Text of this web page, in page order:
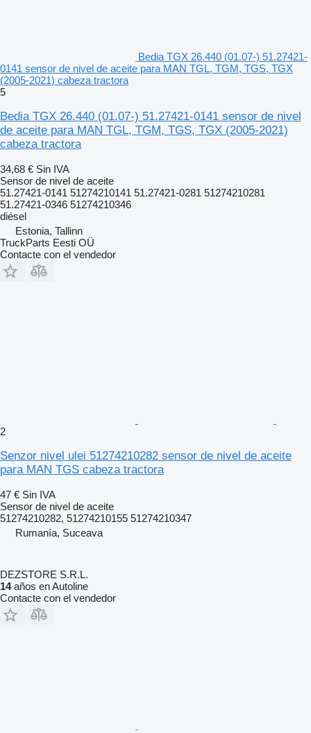
Bedia TGX 26.440 (01.07-) 51.27421-
0141 sensor de nivel de aceite para MAN TGL, TGM, TGS, TGX
(2005-2021) cabeza tractora
5
Bedia TGX 26.440 (01.07-) 51.27421-0141 sensor de nivel
de aceite para MAN TGL, TGM, TGS, TGX (2005-2021)
cabeza tractora
34,68 € Sin IVA
Sensor de nivel de aceite
51.27421-0141 51274210141 51.27421-0281 51274210281
51.27421-0346 51274210346
diésel
Estonia, Tallinn
TruckParts Eesti OÜ
Contacte con el vendedor
2
Senzor nivel ulei 51274210282 sensor de nivel de aceite
para MAN TGS cabeza tractora
47 € Sin IVA
Sensor de nivel de aceite
51274210282, 51274210155 51274210347
Rumanía, Suceava
DEZSTORE S.R.L.
14años en Autoline
Contacte con el vendedor